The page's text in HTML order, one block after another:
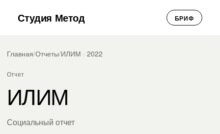
Студия Метод БРИФ
Главная/Отчеты/ИЛИМ · 2022
Отчет
ИЛИМ
Социальный отчет